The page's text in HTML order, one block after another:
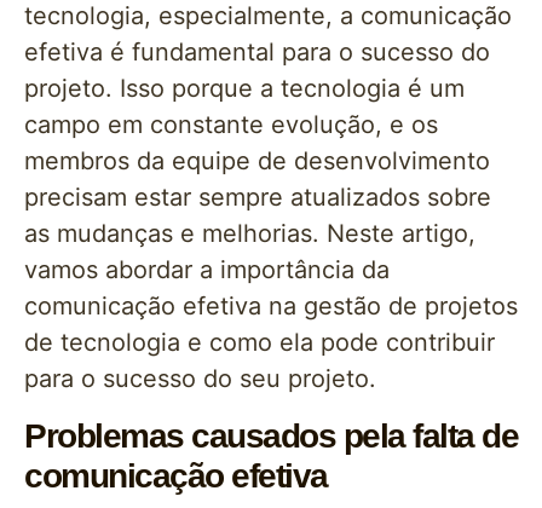
tecnologia, especialmente, a comunicação
efetiva é fundamental para o sucesso do
projeto. Isso porque a tecnologia é um
campo em constante evolução, e os
membros da equipe de desenvolvimento
precisam estar sempre atualizados sobre
as mudanças e melhorias. Neste artigo,
vamos abordar a importância da
comunicação efetiva na gestão de projetos
de tecnologia e como ela pode contribuir
para o sucesso do seu projeto.
Problemas causados pela falta de
comunicação efetiva